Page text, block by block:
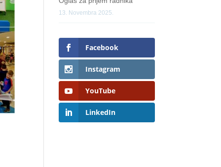
13. Novembra 2025.
Facebook
Instagram
YouTube
LinkedIn